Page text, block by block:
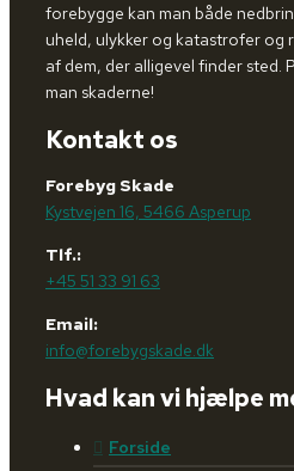
forebygge kan man både
uheld, ulykker og katastrofer og
af dem, der alligevel finder sted.
man skaderne!
Kontakt os
Forebyg Skade
Kystvejen 16, 5466 Asperup
Tlf.:
+45 51 33 91 63
Email:
info@forebygskade.dk
Hvad kan vi hjælpe
Forside